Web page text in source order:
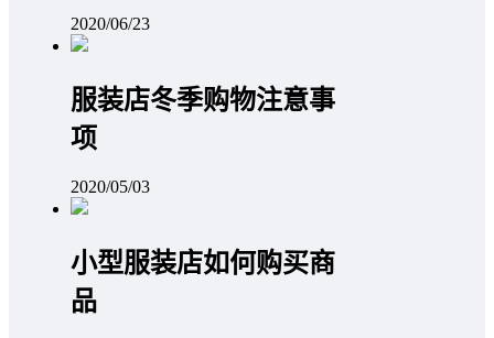
2020/06/23
服装店冬季购物注意事
项
2020/05/03
小型服装店如何购买商
品